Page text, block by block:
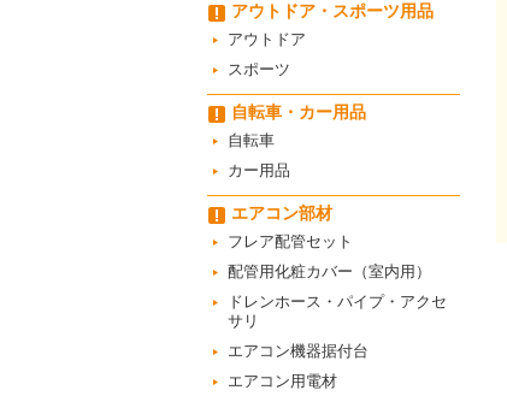
アウトドア・スポーツ用品
アウトドア
スポーツ
自転車・カー用品
自転車
カー用品
エアコン部材
フレア配管セット
配管用化粧カバー（室内用）
ドレンホース・パイプ・アクセ
サリ
エアコン機器据付台
エアコン用電材